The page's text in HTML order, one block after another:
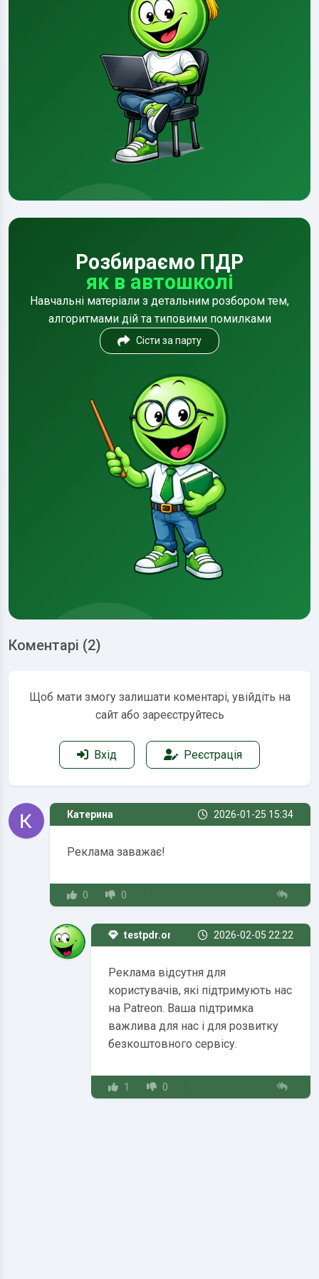
Розбираємо ПДР
як в автошколі
Навчальні матеріали з детальним розбором тем,
алгоритмами дій та типовими помилками
Сісти за парту
Коментарі (2)
Щоб мати змогу залишати коментарі, увійдіть на
сайт або зареєструйтесь
Вхід Реєстрація
Катерина 2026-01-25 15:34
Реклама заважає!
0 0
testpdr.online 2026-02-05 22:22
Реклама відсутня для
користувачів, які підтримують нас
на Patreon. Ваша підтримка
важлива для нас і для розвитку
безкоштовного сервісу.
1 0